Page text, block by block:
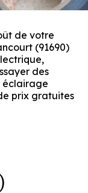
de votre
(91690)
des
éclairage
prix gratuites